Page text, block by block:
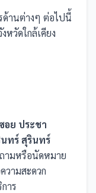
ด้านต่างๆ ต่อไปนี้
วัดใกล้เคียง
อย ประชา
นทร์ สุรินทร์
ามหรือนัดหมาย
วามสะดวก
าร